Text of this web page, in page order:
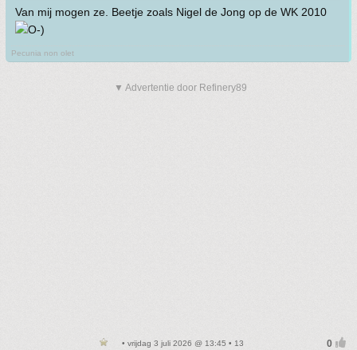
Van mij mogen ze. Beetje zoals Nigel de Jong op de WK 2010
Pecunia non olet
▼ Advertentie door Refinery89
• vrijdag 3 juli 2026 @ 13:45 • 13